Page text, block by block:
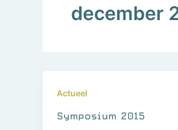
december
Actueel
Symposium 2015